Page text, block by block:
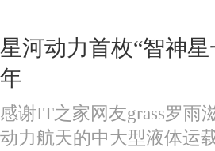
星河动力首枚“智神
年
感谢IT之家网友grass罗雨
动力航天的中大型液体运